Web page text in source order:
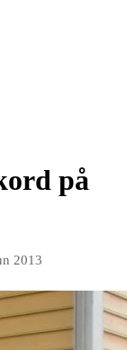
på
2013